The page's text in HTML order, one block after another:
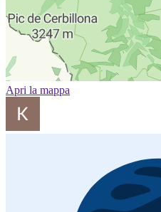
Apri la mappa